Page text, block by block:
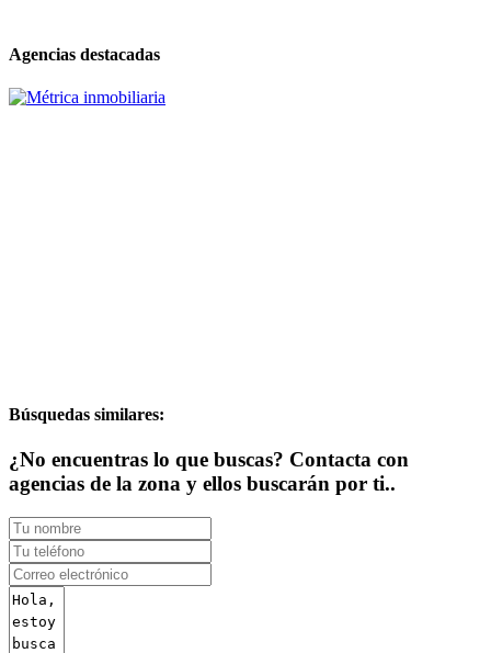
Agencias destacadas
Búsquedas similares:
¿No encuentras lo que buscas? Contacta con
agencias de la zona y ellos buscarán por ti..